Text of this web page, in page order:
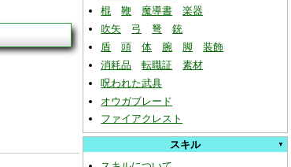
棍
鞭 魔導書
楽器
吹矢
弓 弩
銃
盾
頭 体 腕 脚
装飾
消耗品
転職証
素材
呪われた武具
オウガブレード
ファイアクレスト
スキル